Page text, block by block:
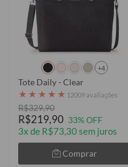
+4
Tote Daily - Clear
★ ★ ★ ★ ★ 12009 avaliações
R$329,90
R$219,90 33% OFF
3x de R$73,30 sem juros
Comprar